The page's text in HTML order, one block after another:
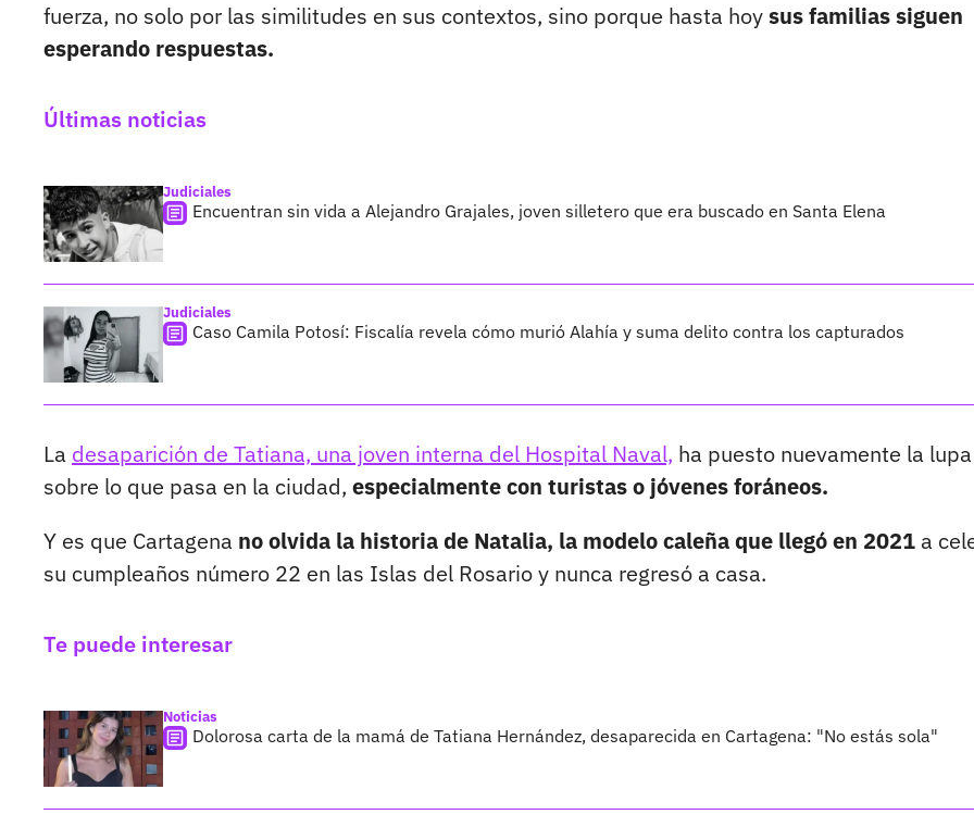
fuerza, no solo por las similitudes en sus contextos, sino porque hasta hoysus familias siguen
esperando respuestas.
Últimas noticias
Judiciales
Encuentran sin vida a Alejandro Grajales, joven silletero que era buscado en Santa Elena
Judiciales
Caso Camila Potosí: Fiscalía revela cómo murió Alahía y suma delito contra los capturados
La desaparición de Tatiana, una joven interna del Hospital Naval, ha puesto nuevamente la lupa
sobre lo que pasa en la ciudad, especialmente con turistas o jóvenes foráneos.
Y es que Cartagena no olvida la historia de Natalia, la modelo caleña que llegó en 2021 a
su cumpleaños número 22 en las Islas del Rosario y nunca regresó a casa.
Te puede interesar
Noticias
Dolorosa carta de la mamá de Tatiana Hernández, desaparecida en Cartagena: "No estás sola"